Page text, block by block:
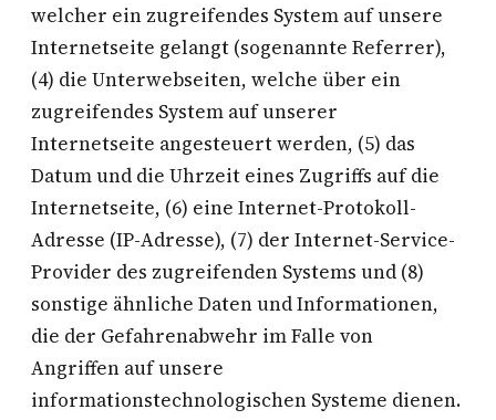
welcher ein zugreifendes System auf unsere
Internetseite gelangt (sogenannte Referrer),
(4) die Unterwebseiten, welche über ein
zugreifendes System auf unserer
Internetseite angesteuert werden, (5) das
Datum und die Uhrzeit eines Zugriffs auf die
Internetseite, (6) eine Internet-Protokoll-
Adresse (IP-Adresse), (7) der Internet-Service-
Provider des zugreifenden Systems und (8)
sonstige ähnliche Daten und Informationen,
die der Gefahrenabwehr im Falle von
Angriffen auf unsere
informationstechnologischen Systeme dienen.